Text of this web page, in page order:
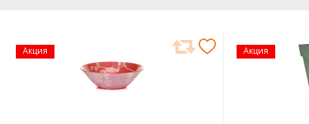
Акция Акция